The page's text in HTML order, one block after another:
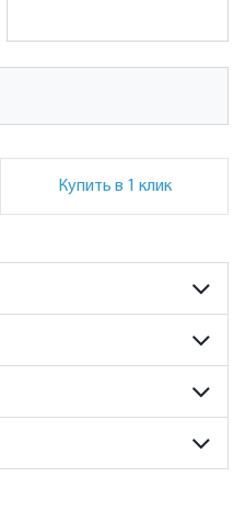
Купить в 1 клик